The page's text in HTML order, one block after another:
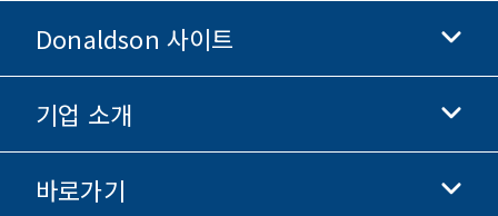
Donaldson 사이트
Donaldson 생명과학
Donaldson 쇼핑
기업 소개
기업 정보
바로가기